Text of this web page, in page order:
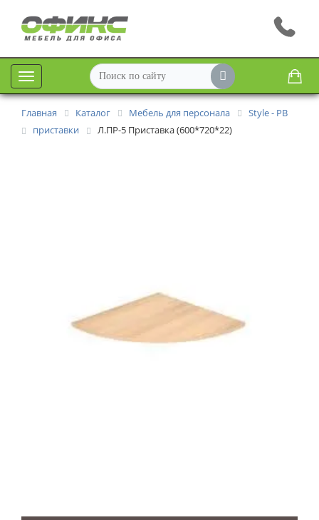
Меню
Главная Каталог Мебель для персонала
Style - РВ
приставки
Л.ПР-5 Приставка (600*720*22)